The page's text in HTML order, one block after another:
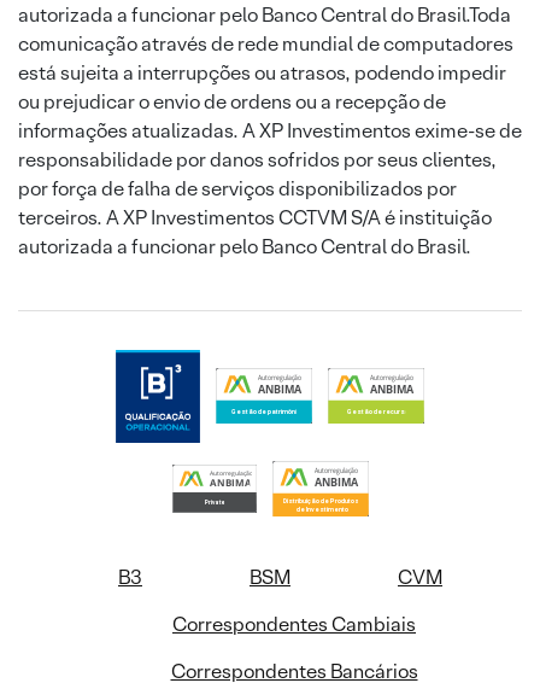
autorizada a funcionar pelo Banco Central do Brasil.Toda
comunicação através de rede mundial de computadores
está sujeita a interrupções ou atrasos, podendo impedir
ou prejudicar o envio de ordens ou a recepção de
informações atualizadas. A XP Investimentos exime-se de
responsabilidade por danos sofridos por seus clientes,
por força de falha de serviços disponibilizados por
terceiros. A XP Investimentos CCTVM S/A é instituição
autorizada a funcionar pelo Banco Central do Brasil.
B3 BSM
CVM
Correspondentes Cambiais
Correspondentes Bancários